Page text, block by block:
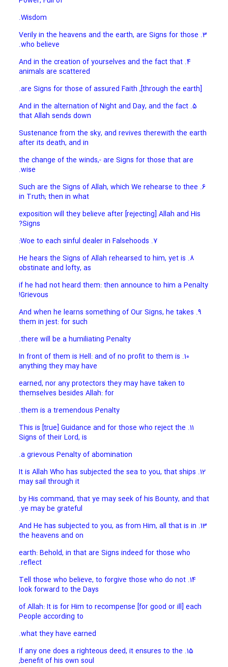
Wisdom.
3. Verily in the heavens and the earth, are Signs for those
who believe.
4. And in the creation of yourselves and the fact that
animals are scattered
[through the earth], are Signs for those of assured Faith.
5. And in the alternation of Night and Day, and the fact
that Allah sends down
Sustenance from the sky, and revives therewith the earth
after its death, and in
the change of the winds,- are Signs for those that are
wise.
6. Such are the Signs of Allah, which We rehearse to thee
in Truth; then in what
exposition will they believe after [rejecting] Allah and His
Signs?
7. Woe to each sinful dealer in Falsehoods:
8. He hears the Signs of Allah rehearsed to him, yet is
obstinate and lofty, as
if he had not heard them: then announce to him a Penalty
Grievous!
9. And when he learns something of Our Signs, he takes
them in jest: for such
there will be a humiliating Penalty.
10. In front of them is Hell: and of no profit to them is
anything they may have
earned, nor any protectors they may have taken to
themselves besides Allah: for
them is a tremendous Penalty.
11. This is [true] Guidance and for those who reject the
Signs of their Lord, is
a grievous Penalty of abomination.
12. It is Allah Who has subjected the sea to you, that ships
may sail through it
by His command, that ye may seek of his Bounty, and that
ye may be grateful.
13. And He has subjected to you, as from Him, all that is in
the heavens and on
earth: Behold, in that are Signs indeed for those who
reflect.
14. Tell those who believe, to forgive those who do not
look forward to the Days
of Allah: It is for Him to recompense [for good or ill] each
People according to
what they have earned.
15. If any one does a righteous deed, it ensures to the
benefit of his own soul;